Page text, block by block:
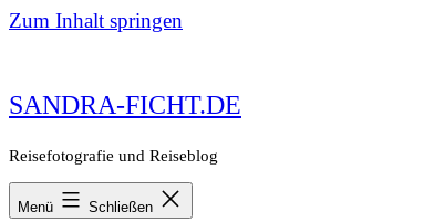
Zum Inhalt springen
SANDRA-FICHT.DE
Reisefotografie und Reiseblog
Menü Schließen